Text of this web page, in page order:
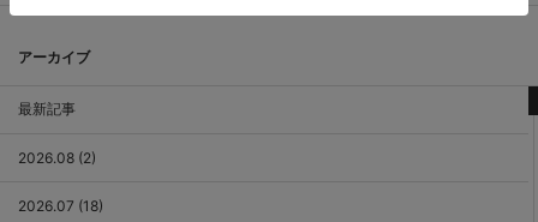
アーカイブ
最新記事
2026.08 (2)
2026.07 (18)